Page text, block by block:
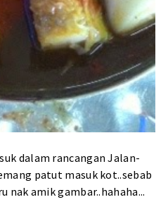
dalam rancangan Jalan-
patut masuk kot..sebab
nak amik gambar..hahaha...